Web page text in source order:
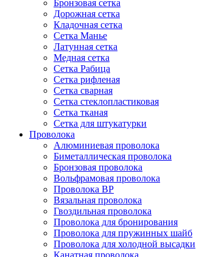
Бронзовая сетка
Дорожная сетка
Кладочная сетка
Сетка Манье
Латунная сетка
Медная сетка
Сетка Рабица
Сетка рифленая
Сетка сварная
Сетка стеклопластиковая
Сетка тканая
Сетка для штукатурки
Проволока
Алюминиевая проволока
Биметаллическая проволока
Бронзовая проволока
Вольфрамовая проволока
Проволока ВР
Вязальная проволока
Гвоздильная проволока
Проволока для бронирования
Проволока для пружинных шайб
Проволока для холодной высадки
Канатная проволока